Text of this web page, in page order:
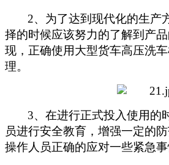
2、为了达到现代化的生产
择的时候应该努力的了解到产
现，正确使用大型货车高压洗
理。
3、在进行正式投入使用的
员进行安全教育，增强一定的
操作人员正确的应对一些紧急事